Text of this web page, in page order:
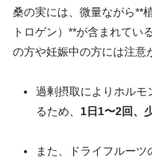
桑の実には、 微量ながら**
ト ロゲン）**が含 まれている
の方や妊娠中の方には注意
過剰摂取によりホルモ
るため、 1日1〜2回、
また、 ドライフルーツ